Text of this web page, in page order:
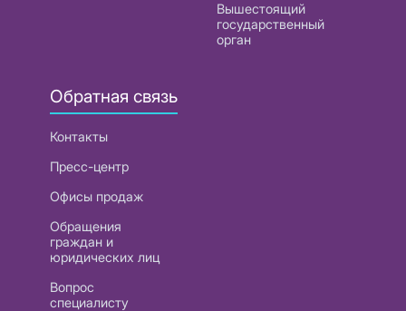
Вышестоящий
государственный
орган
Обратная связь
Контакты
Пресс-центр
Офисы продаж
Обращения
граждан и
юридических лиц
Вопрос
специалисту